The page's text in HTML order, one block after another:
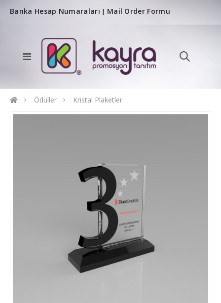
Banka Hesap Numaraları | Mail Order Formu
Ödüller Kristal Plaketler